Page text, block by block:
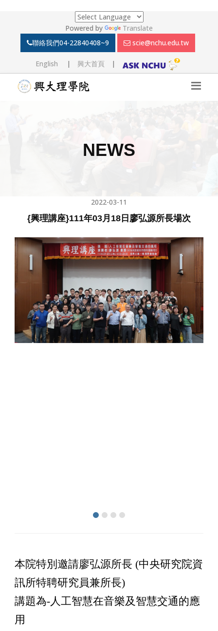
Powered by
Translate
聯絡我們04-22840408~9 scie@nchu.edu.tw
English | 興大首頁|
NEWS
2022-03-11
{興理講座}111年03月18日廖弘源所長場次
本院特別邀請廖弘源所長 (中央研究院資
訊所特聘研究員兼所長)
講題為-人工智慧在音樂及智慧交通的應
用